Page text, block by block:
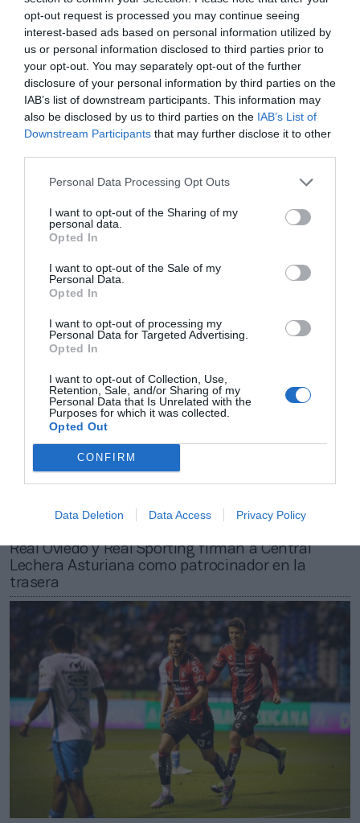
opt-out request is processed you may continue seeing
interest-based ads based on personal information utilized by
us or personal information disclosed to third parties prior to
your opt-out. You may separately opt-out of the further
disclosure of your personal information by third parties on the
IAB’s list of downstream participants. This information may
also be disclosed by us to third parties on the IAB’s List of
Downstream Participants that may further disclose it to other
Personal Data Processing Opt Outs
I want to opt-out of the Sharing of my
personal data.
Opted In
I want to opt-out of the Sale of my
Personal Data.
Opted In
I want to opt-out of processing my
Personal Data for Targeted Advertising.
Opted In
I want to opt-out of Collection, Use,
Retention, Sale, and/or Sharing of my
Personal Data that Is Unrelated with the
Purposes for which it was collected.
Opted Out
CONFIRM
Data Deletion Data Access Privacy Policy
Orlegi inyectará 11 millones en el Real Sporting a
través de un préstamo participativo
Real Oviedo y Real Sporting firman a Central
Lechera Asturiana como patrocinador en la
trasera